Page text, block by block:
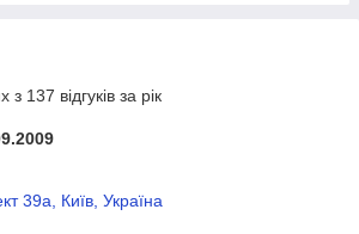
137 відгуків за рік
39а, Київ, Україна